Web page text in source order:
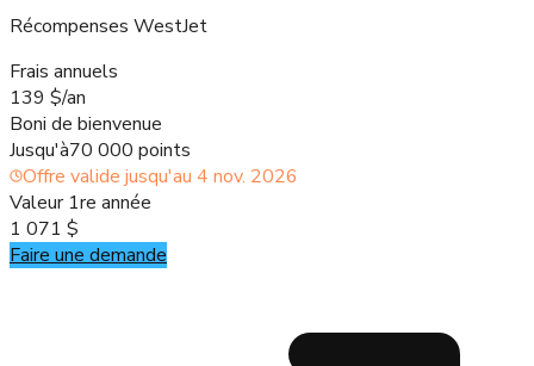
Récompenses WestJet
Frais annuels
139 $/an
Boni de bienvenue
Jusqu'à70 000 points
Offre valide jusqu'au 4 nov. 2026
Valeur 1re année
1 071 $
Faire une demande